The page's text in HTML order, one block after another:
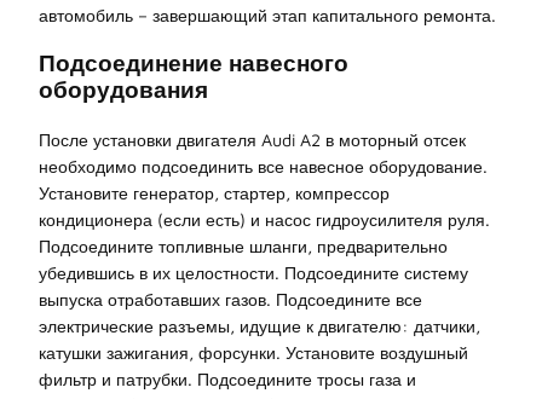
автомобиль – завершающий этап капитального ремонта.
Подсоединение навесного
оборудования
После установки двигателя Audi A2 в моторный отсек
необходимо подсоединить все навесное оборудование.
Установите генератор, стартер, компрессор
кондиционера (если есть) и насос гидроусилителя руля.
Подсоедините топливные шланги, предварительно
убедившись в их целостности. Подсоедините систему
выпуска отработавших газов. Подсоедините все
электрические разъемы, идущие к двигателю: датчики,
катушки зажигания, форсунки. Установите воздушный
фильтр и патрубки. Подсоедините тросы газа и